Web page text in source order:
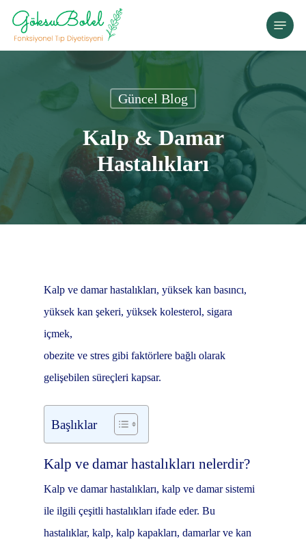
Skip
main
Menu
Güncel Blog
Kalp & Damar
Hastalıkları
Kalp ve damar hastalıkları, yüksek kan basıncı,
yüksek kan şekeri, yüksek kolesterol, sigara
içmek,
obezite ve stres gibi faktörlere bağlı olarak
gelişebilen süreçleri kapsar.
Başlıklar
Kalp ve damar hastalıkları nelerdir?
Kalp ve damar hastalıkları, kalp ve damar sistemi
ile ilgili çeşitli hastalıkları ifade eder. Bu
hastalıklar, kalp, kalp kapakları, damarlar ve kan